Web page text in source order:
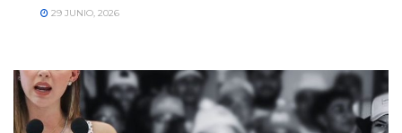
29 JUNIO, 2026